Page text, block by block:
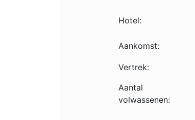
Hotel:
Aankomst:
Vertrek:
Aantal
volwassenen: